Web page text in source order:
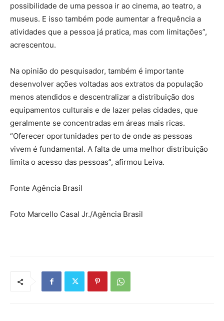
possibilidade de uma pessoa ir ao cinema, ao teatro, a
museus. E isso também pode aumentar a frequência a
atividades que a pessoa já pratica, mas com limitações”,
acrescentou.
Na opinião do pesquisador, também é importante
desenvolver ações voltadas aos extratos da população
menos atendidos e descentralizar a distribuição dos
equipamentos culturais e de lazer pelas cidades, que
geralmente se concentradas em áreas mais ricas.
“Oferecer oportunidades perto de onde as pessoas
vivem é fundamental. A falta de uma melhor distribuição
limita o acesso das pessoas”, afirmou Leiva.
Fonte Agência Brasil
Foto Marcello Casal Jr./Agência Brasil